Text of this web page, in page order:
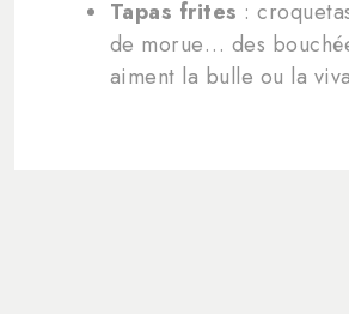
Tapas frites :
de morue… des
aiment la bulle ou la